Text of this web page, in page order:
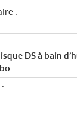
:
DS à bain